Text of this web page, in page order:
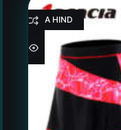
HEA HIND